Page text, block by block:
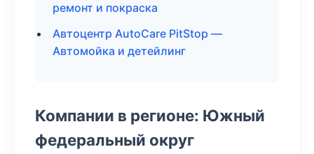
ремонт и покраска
Автоцентр AutoCare PitStop —
Автомойка и детейлинг
Компании в регионе: Южный
федеральный округ